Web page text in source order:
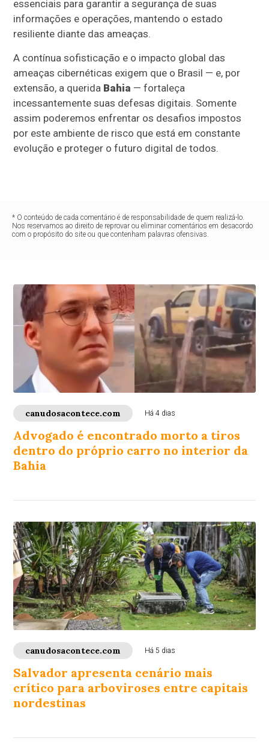
essenciais para garantir a segurança de suas
informações e operações, mantendo o estado
resiliente diante das ameaças.
A contínua sofisticação e o impacto global das
ameaças cibernéticas exigem que o Brasil — e, por
extensão, a querida Bahia — fortaleça
incessantemente suas defesas digitais. Somente
assim poderemos enfrentar os desafios impostos
por este ambiente de risco que está em constante
evolução e proteger o futuro digital de todos.
* O conteúdo de cada comentário é de responsabilidade de quem realizá-lo.
Nos reservamos ao direito de reprovar ou eliminar comentários em desacordo
com o propósito do site ou que contenham palavras ofensivas.
canudosacontece.com Há 4 dias
Advogado é encontrado morto a tiros
dentro do próprio carro no interior da
Bahia
canudosacontece.com Há 5 dias
Salvador apresenta cenário mais
crítico para arboviroses entre capitais
nordestinas